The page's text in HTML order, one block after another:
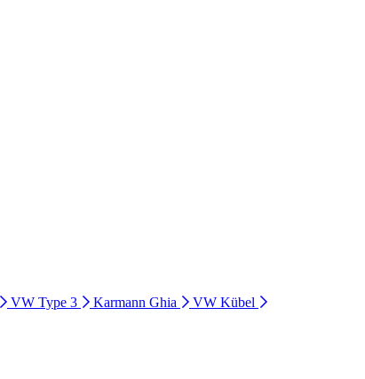
VW Type 3 Karmann Ghia VW Kübel